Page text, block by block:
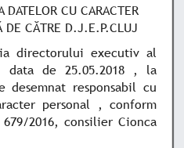
DATELOR CU CARACTER
DE CĂTRE D.J.E.P.CLUJ
executiv al
data de 25.05.2018 , la
desemnat responsabil cu
personal , conform
2016, consilier Cionca